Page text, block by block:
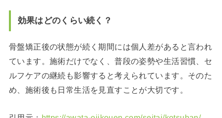
効果はどのくらい続く？
骨盤矯正後の状態が続く期間には個人差があると言われ
ています。施術だけでなく、普段の姿勢や生活習慣、セ
ルフケアの継続も影響すると考えられています。そのた
め、施術後も日常生活を見直すことが大切です。